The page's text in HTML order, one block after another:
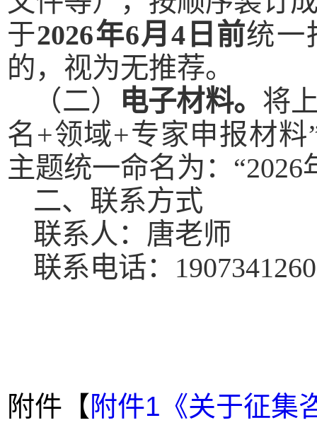
于2026年6月4日前统一
的，视为无推荐。
（二）
电子材料。 将
名+领域+专家申报材料
主题统一命名为：
二、联系方式
联系人：唐老师
联系电话：
附件【 附件1《关于征集